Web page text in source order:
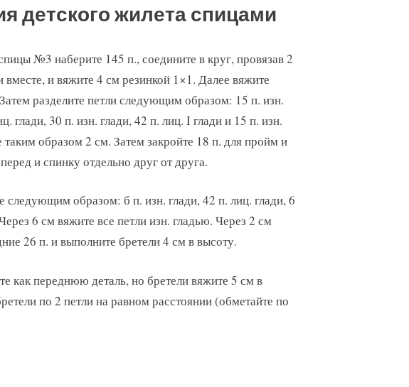
детского жилета спицами
№3 наберите 145 п., соедините в круг, провязав 2
вместе, и вяжите 4 см резинкой 1×1. Далее вяжите
разделите петли следующим образом: 15 п. изн.
глади, 30 п. изн. глади, 42 п. лиц. I глади и 15 п. изн.
таким образом 2 см. Затем закройте 18 п. для пройм и
и спинку отдельно друг от друга.
следующим образом: б п. изн. глади, 42 п. лиц. глади, 6
6 см вяжите все петли изн. гладью. Через 2 см
26 п. и выполните бретели 4 см в высоту.
как переднюю деталь, но бретели вяжите 5 см в
по 2 петли на равном расстоянии (обметайте по